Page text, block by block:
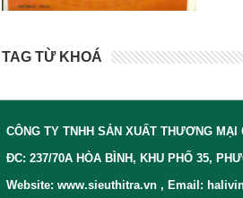
TAG TỪ KHOÁ
CÔNG TY TNHH SẢN XUẤT THƯƠNG MẠI
ĐC: 237/70A HÒA BÌNH, KHU PHỐ 35,
Website: www.sieuthitra.vn , Email: